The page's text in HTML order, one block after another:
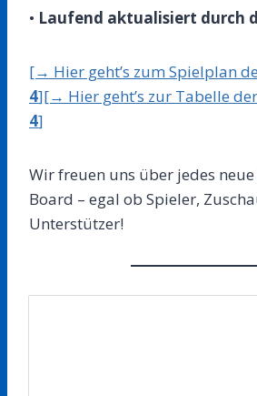
• Laufend aktualisiert durch
[→ Hier geht’s zum Spielplan
4][→ Hier geht’s zur Tabelle der
4]
Wir freuen uns über jedes
Board – egal ob Spieler,
Unterstützer!